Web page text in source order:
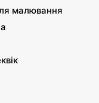
малювання